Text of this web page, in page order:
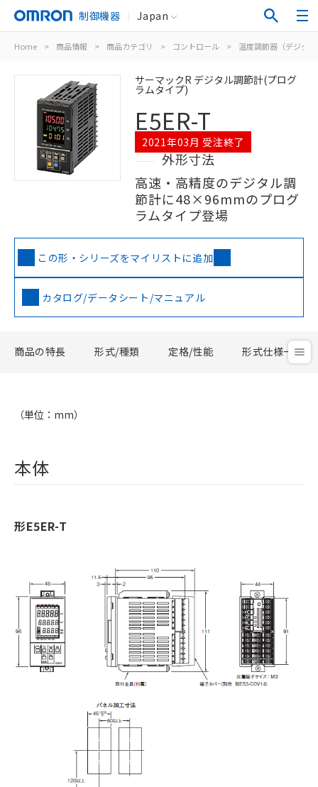
制御機器 Japan
Home > 商品情報 > 商品カテゴリ > コントロール > 温度調節器（デジタ
サーマックR デジタル調節計(プログ
ラムタイプ)
E5ER-T
2021年03月 受注終了
外形寸法
高速・高精度のデジタル調
節計に48×96mmのプログ
ラムタイプ登場
この形・シリーズをマイリストに追加
カタログ/データシート/マニュアル
商品の特長 形式/種類 定格/性能 形式仕様一覧
（単位：mm）
本体
形E5ER-T